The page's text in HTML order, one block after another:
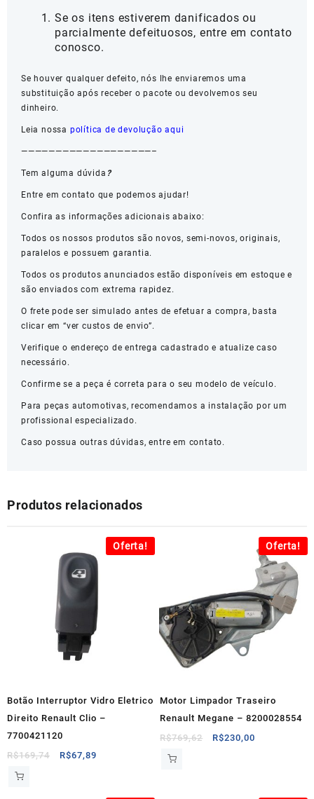
Se os itens estiverem danificados ou
parcialmente defeituosos, entre em contato
conosco.
Se houver qualquer defeito, nós lhe enviaremos uma
substituição após receber o pacote ou devolvemos seu
dinheiro.
Leia nossa política de devolução aqui
———————————————————–
Tem alguma dúvida ?
Entre em contato que podemos ajudar!
Confira as informações adicionais abaixo:
Todos os nossos produtos são novos, semi-novos, originais,
paralelos e possuem garantia.
Todos os produtos anunciados estão disponíveis em estoque e
são enviados com extrema rapidez.
O frete pode ser simulado antes de efetuar a compra, basta
clicar em “ver custos de envio”.
Verifique o endereço de entrega cadastrado e atualize caso
necessário.
Confirme se a peça é correta para o seu modelo de veículo.
Para peças automotivas, recomendamos a instalação por um
profissional especializado.
Caso possua outras dúvidas, entre em contato.
Produtos relacionados
Oferta!
Botão Interruptor Vidro Eletrico
Direito Renault Clio –
7700421120
R$169,74
O
R$67,89
Oferta!
Motor Limpador Traseiro
Renault Megane – 8200028554
R$769,62
O
R$230,00
R$230,00.